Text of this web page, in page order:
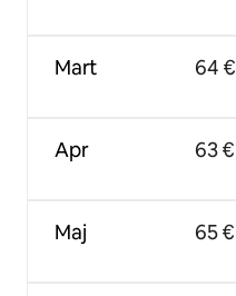
Mart
Apr
Maj
64 €
63 €
65 €